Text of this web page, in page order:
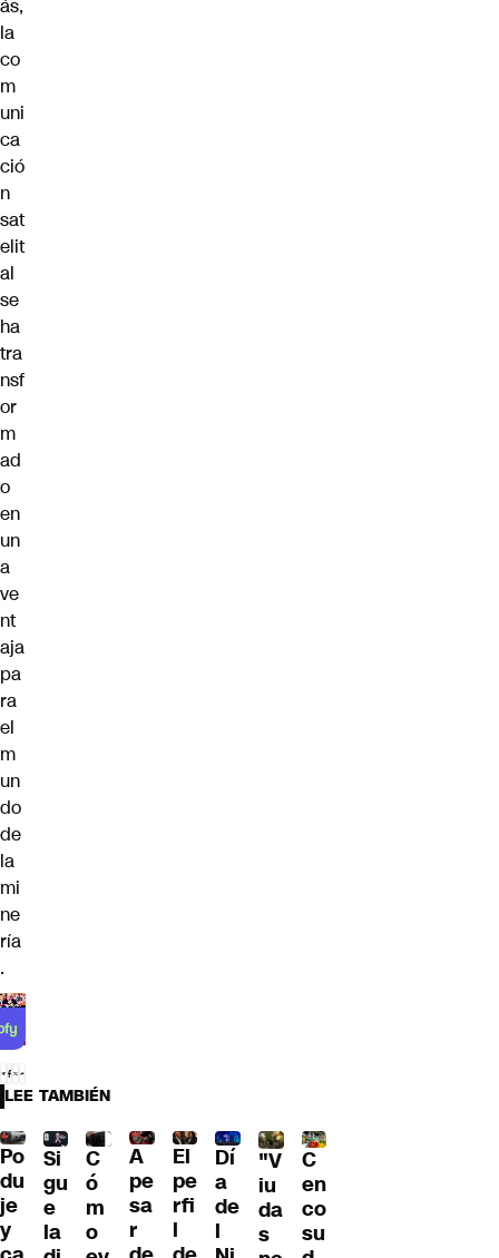
ás,
la
co
m
uni
ca
ció
n
sat
elit
al
se
ha
tra
nsf
or
m
ad
o
en
un
a
ve
nt
aja
pa
ra
el
m
un
do
de
la
mi
ne
ría
.
LEE TAMBIÉN
Po
du
je
y
Si
gu
e
la
C
ó
m
o
A
pe
sa
r
El
pe
rfi
l
Dí
a
de
l
"V
iu
da
s
C
en
co
su